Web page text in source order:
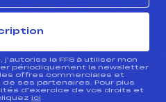
la FFS à utiliser mon
périodiquement la newsletter
offres commerciales et
de ses partenaires. Pour plus
d’exercice de vos droits et
ici